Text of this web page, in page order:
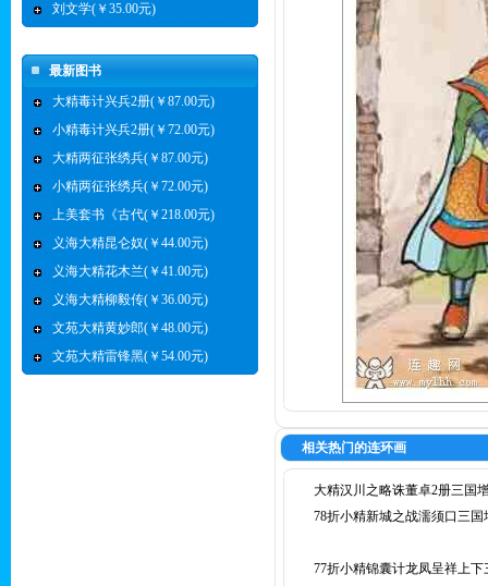
刘文学(￥35.00元)
最新图书
大精毒计兴兵2册(￥87.00元)
小精毒计兴兵2册(￥72.00元)
大精两征张绣兵(￥87.00元)
小精两征张绣兵(￥72.00元)
上美套书《古代(￥218.00元)
义海大精昆仑奴(￥44.00元)
义海大精花木兰(￥41.00元)
义海大精柳毅传(￥36.00元)
文苑大精黄妙郎(￥48.00元)
文苑大精雷锋黑(￥54.00元)
相关热门的连环画
大精汉川之略诛董卓2册三国
78折小精新城之战濡须口三国
77折小精锦囊计龙凤呈祥上下